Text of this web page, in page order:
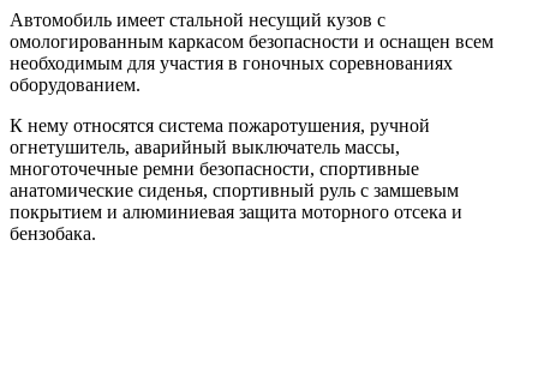
Автомобиль имеет стальной несущий кузов с
омологированным каркасом безопасности и оснащен всем
необходимым для участия в гоночных соревнованиях
оборудованием.
К нему относятся система пожаротушения, ручной
огнетушитель, аварийный выключатель массы,
многоточечные ремни безопасности, спортивные
анатомические сиденья, спортивный руль с замшевым
покрытием и алюминиевая защита моторного отсека и
бензобака.